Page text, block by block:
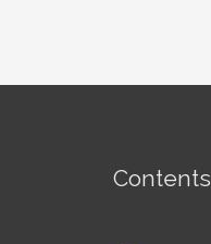
Contents